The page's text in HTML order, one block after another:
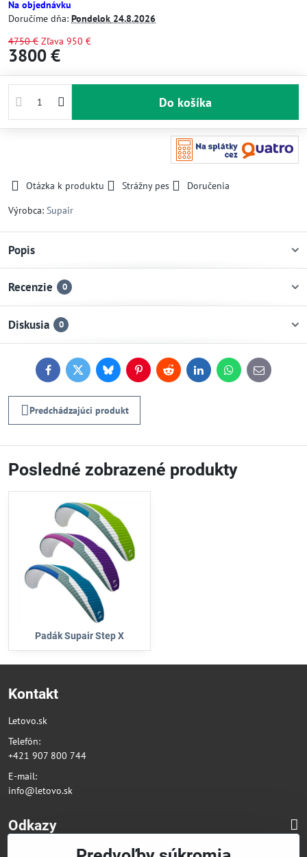
Na objednávku
Doručíme dňa: Pondelok 24.8.2026
4750 € Zľava 950 €
3800 €
Do košíka
Otázka k produktu Strážny pes
Doručenia
Výrobca: Supair
Popis
Recenzie 0
Diskusia 0
FacebookTwitterBlueskyPinterestReddit LinkedInWhatsApp
E-
mail
Predchádzajúci produkt
Posledné zobrazené produkty
Padák Supair Step X
Kontakt
Letovo.sk
Telefón:
+421 907 800 744
E-mail:
info@letovo.sk
Odkazy